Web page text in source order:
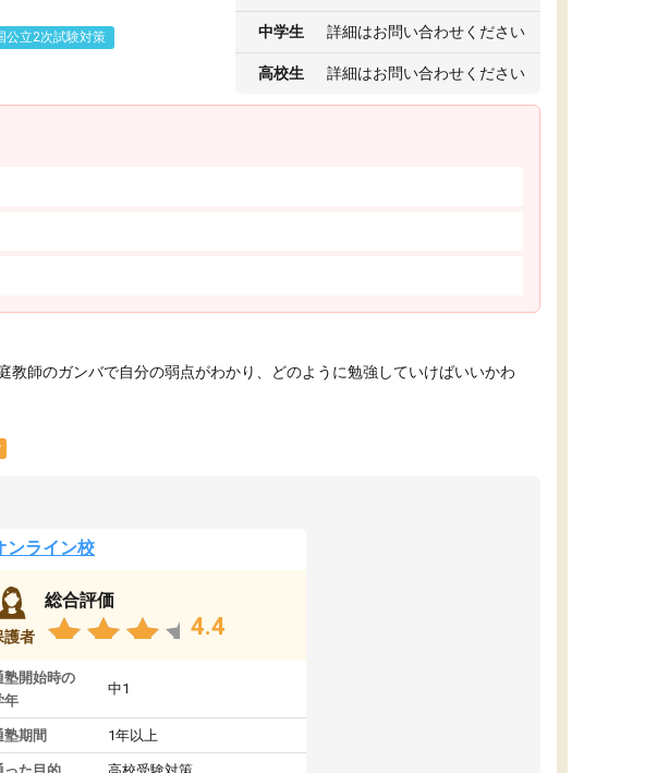
公立2次試験対策
中学生 詳細はお問い合わせください
高校生 詳細はお問い合わせください
師のガンバで自分の弱点がわかり、どのように勉強していけばいいかわ
ンライン校
護者
総合評価
4.4
塾開始時の
年
中1
塾期間 1年以上
った目的 高校受験対策